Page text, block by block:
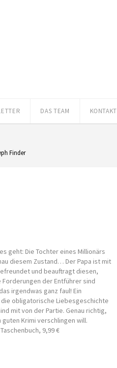
DAS TEAM KONTAKT
Finder
geht: Die Tochter eines Millionärs
diesem Zustand… Der Papa ist mit
und beauftragt diesen,
der Entführer sind
irgendwas ganz faul! Ein
obligatorische Liebesgeschichte
mit von der Partie. Genau richtig,
Krimi verschlingen will.
9,99 €